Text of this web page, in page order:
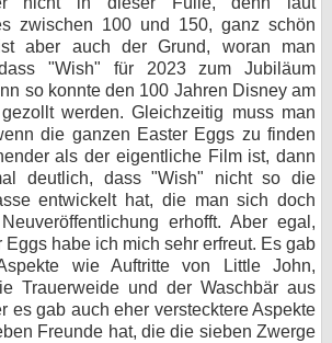
zwischen 100 und 150, ganz schön
aber auch der Grund, woran man
"Wish" für 2023 zum Jubiläum
so konnte den 100 Jahren Disney am
werden. Gleichzeitig muss man
die ganzen Easter Eggs zu finden
als der eigentliche Film ist, dann
deutlich, dass "Wish" nicht so die
entwickelt hat, die man sich doch
erhofft. Aber egal,
Eggs habe ich mich sehr erfreut. Es gab
wie Auftritte von Little John,
Trauerweide und der Waschbär aus
es gab auch eher verstecktere Aspekte
Freunde hat, die die sieben Zwerge